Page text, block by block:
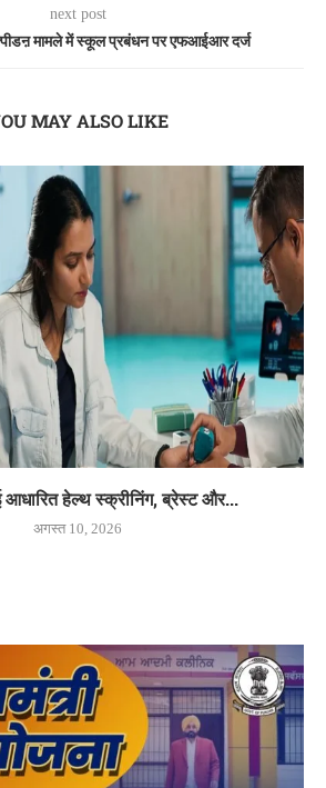
next post
मामले में स्कूल प्रबंधन पर एफआईआर दर्ज
MAY ALSO LIKE
हेल्थ स्क्रीनिंग, ब्रेस्ट और...
अगस्त 10, 2026